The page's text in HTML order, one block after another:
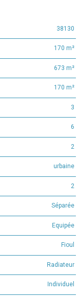
38130
170 m²
673 m²
170 m²
3
6
2
urbaine
2
Séparée
Equipée
Fioul
Radiateur
Individuel